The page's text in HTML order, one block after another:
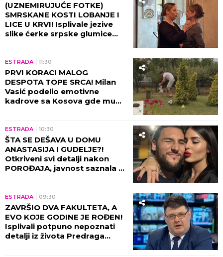
(UZNEMIRUJUĆE FOTKE)
SMRSKANE KOSTI LOBANJE I
LICE U KRVI! Isplivale jezive
slike ćerke srpske glumice
ESTRADA 11:30
PRVI KORACI MALOG
DESPOTA TOPE SRCA! Milan
Vasić podelio emotivne
kadrove sa Kosova gde mu
ESTRADA 10:30
ŠTA SE DEŠAVA U DOMU
ANASTASIJA I GUDELJE?!
Otkriveni svi detalji nakon
POROĐAJA, javnost saznala u
ESTRADA 09:30
ZAVRŠIO DVA FAKULTETA, A
EVO KOJE GODINE JE ROĐEN!
Isplivali potpuno nepoznati
detalji iz života Predraga